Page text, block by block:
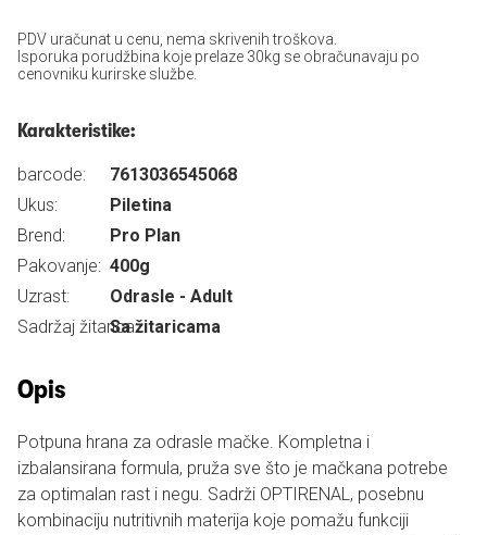
PDV uračunat u cenu, nema skrivenih troškova.
Isporuka porudžbina koje prelaze 30kg se obračunavaju po
cenovniku kurirske službe.
Karakteristike:
barcode:
7613036545068
Ukus:
Piletina
Brend:
Pro Plan
Pakovanje: 400g
Uzrast:
Odrasle - Adult
Sadržaj žitarica:Sa žitaricama
Opis
Potpuna hrana za odrasle mačke. Kompletna i
izbalansirana formula, pruža sve što je mačkana potrebe
za optimalan rast i negu. Sadrži OPTIRENAL, posebnu
kombinaciju nutritivnih materija koje pomažu funkciji